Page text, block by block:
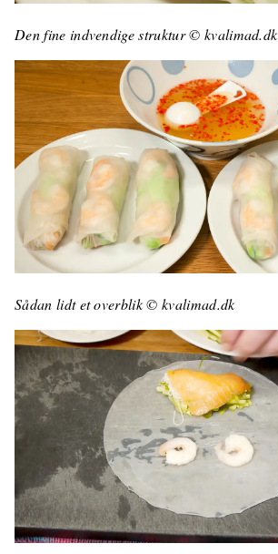
Den fine indvendige struktur © kvalimad.dk
Sådan lidt et overblik © kvalimad.dk